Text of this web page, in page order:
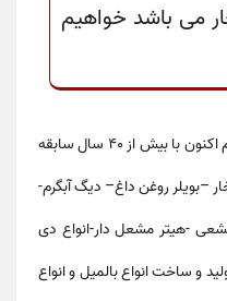
می باشد خواهیم
: مشهد بخار هم اکنون با بیش از 40 سال سابقه
–بویلر روغن داغ– دیگ آبگرم-
-هیتر مشعل دار-انواع دی
و ساخت انواع بالمیل و انواع